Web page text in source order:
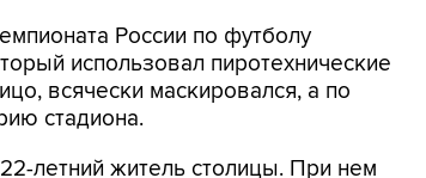
России по футболу
использовал пиротехнические
всячески маскировался, а по
стадиона.
летний житель столицы. При нем